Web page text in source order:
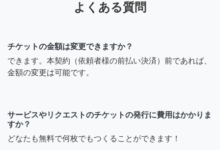
よくある質問
チケットの金額は変更できますか？
できます。本契約（依頼者様の前払い決済）前であれば、
金額の変更は可能です。
サービスやリクエストのチケットの発行に費用はかかりま
すか？
どなたも無料で何枚でもつくることができます！